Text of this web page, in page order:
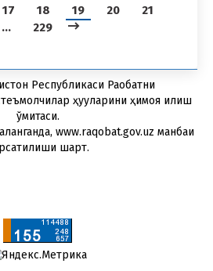
17 18 19 20
21
…
229
Республикаси Рақобатни
ҳуқуқларини ҳимоя қилиш
қўмитаси.
www.raqobat.gov.uz манбаи
шарт.